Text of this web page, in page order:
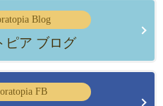
Blog
ピア ブログ
FB